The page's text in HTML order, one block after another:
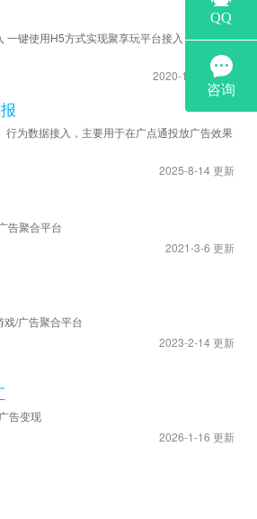
一键使用H5方式实现聚享玩平台接入 实现流量
2020-12-14 更新
行为数据接入，主要用于在广点通投放广告效果
2025-8-14 更新
告聚合平台
2021-3-6 更新
戏/广告聚合平台
2023-2-14 更新
告变现
2026-1-16 更新